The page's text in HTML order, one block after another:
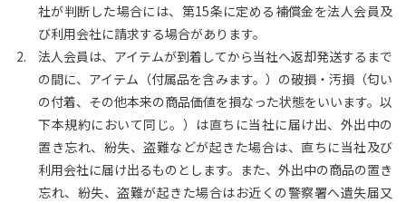
社が判断した場合には、第15条に定める補償金を法人会員及
び利用会社に請求する場合があります。
法人会員は、アイテムが到着してから当社へ返却発送するまで
の間に、アイテム（付属品を含みます。）の破損・汚損（匂い
の付着、その他本来の商品価値を損なった状態をいいます。以
下本規約において同じ。）は直ちに当社に届け出、外出中の
置き忘れ、紛失、盗難などが起きた場合は、直ちに当社及び
利用会社に届け出るものとします。また、外出中の商品の置き
忘れ、紛失、盗難が起きた場合はお近くの警察署へ遺失届又